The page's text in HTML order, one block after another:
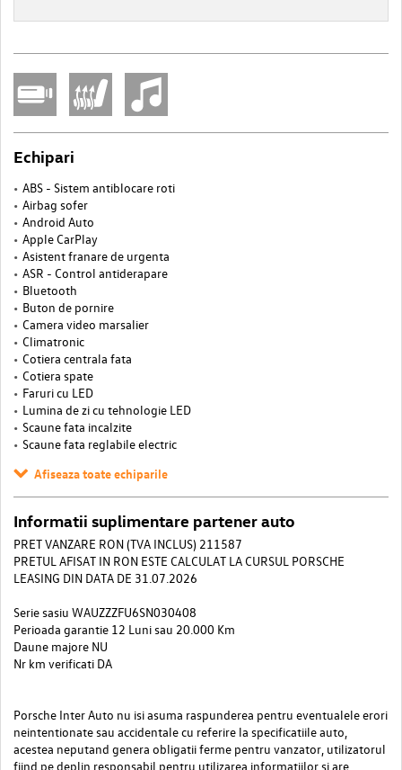
Echipari
ABS - Sistem antiblocare roti
Airbag sofer
Android Auto
Apple CarPlay
Asistent franare de urgenta
ASR - Control antiderapare
Bluetooth
Buton de pornire
Camera video marsalier
Climatronic
Cotiera centrala fata
Cotiera spate
Faruri cu LED
Lumina de zi cu tehnologie LED
Scaune fata incalzite
Scaune fata reglabile electric
Afiseaza toate echiparile
Informatii suplimentare partener auto
PRET VANZARE RON (TVA INCLUS) 211587
PRETUL AFISAT IN RON ESTE CALCULAT LA CURSUL PORSCHE
LEASING DIN DATA DE 31.07.2026
Serie sasiu WAUZZZFU6SN030408
Perioada garantie 12 Luni sau 20.000 Km
Daune majore NU
Nr km verificati DA
Porsche Inter Auto nu isi asuma raspunderea pentru eventualele erori
neintentionate sau accidentale cu referire la specificatiile auto,
acestea neputand genera obligatii ferme pentru vanzator, utilizatorul
fiind pe deplin responsabil pentru utilizarea informatiilor si are